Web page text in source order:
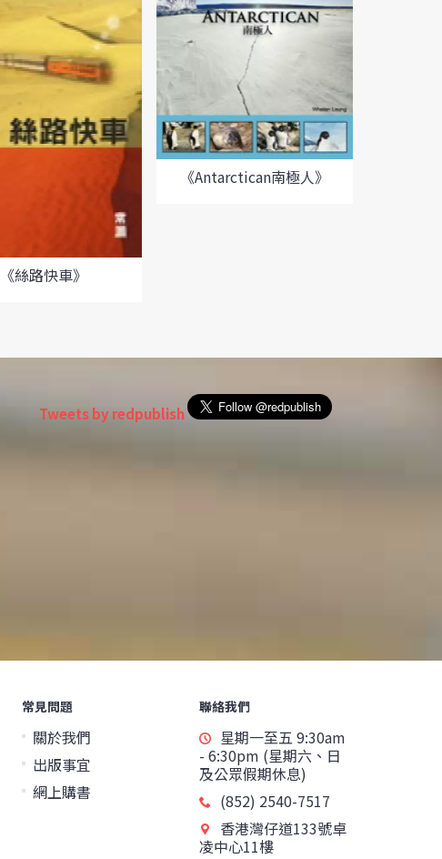
《絲路快車》
《Antarctican南極人》
Tweets by redpublish
常見問題
關於我們
出版事宜
網上購書
聯絡我們
星期一至五 9:30am
- 6:30pm (星期六、日
及公眾假期休息)
(852) 2540-7517
香港灣仔道133號卓
凌中心11樓